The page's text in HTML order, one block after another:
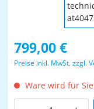
Regulärer Preis:
799,00 €
Preise inkl. MwSt. zzgl.
Ware wird für